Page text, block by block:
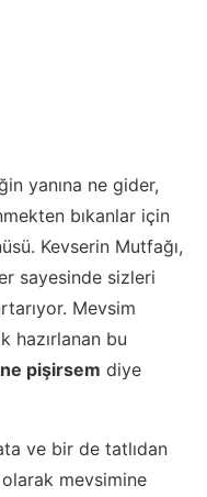
yanına ne gider,
bıkanlar için
Kevserin Mutfağı,
sayesinde sizleri
Mevsim
hazırlanan bu
pişirsem diye
ve bir de tatlıdan
mevsimine